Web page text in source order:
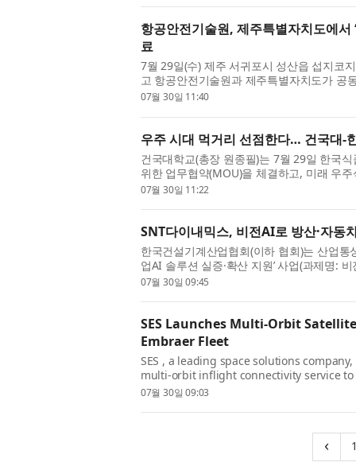
항공안전기술원, 제주특별자치도에서
료
7월 29일(수) 제주 서귀포시 성산읍 섭지코
고 항공안전기술원과 제주특별자치도가 공
이스’ 행사가 성공적으로 개최됐다. ...
07월 30일 11:40
우주 시대 먹거리 선점한다… 건국대-
건국대학교(총장 원종필)는 7월 29일 한국
위한 업무협약(MOU)을 체결하고, 미래 우
번 협약은 우주항공청의 ‘우주기술...
07월 30일 11:22
SNT다이내믹스, 비전AI로 방산·자동
한국건설기계산업협회(이하 협회)는 산업통
업AI 솔루션 실증·확산 지원’ 사업(과제명:
션 실증·확산 사업)의 주관기관으...
07월 30일 09:45
SES Launches Multi-Orbit
Embraer Fleet
SES , a leading space solutions
multi-orbit inflight connectivity service
aircraft, solidifying SES’s position as...
07월 30일 09:03
‹